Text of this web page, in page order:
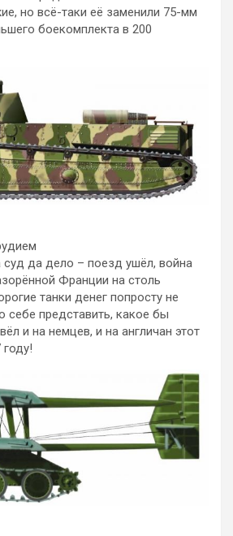
но всё-таки её заменили 75-мм
боекомплекта в 200
суд да дело – поезд ушёл, война
Франции на столь
танки денег попросту не
представить, какое бы
и на немцев, и на англичан этот